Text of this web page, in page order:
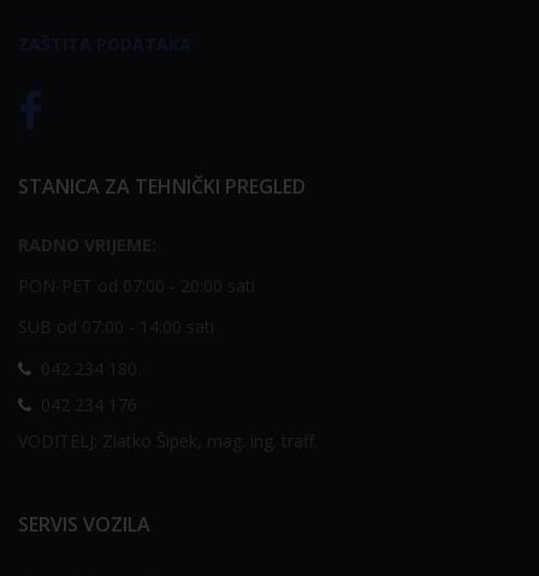
ZAŠTITA PODATAKA
STANICA ZA TEHNIČKI PREGLED
RADNO VRIJEME:
PON-PET od 07:00 - 20:00 sati
SUB od 07:00 - 14:00 sati
042 234 180
042 234 176
VODITELJ: Zlatko Šipek, mag. ing. traff.
SERVIS VOZILA